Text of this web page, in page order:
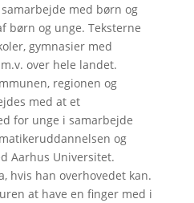
med børn og
børn og unge. Teksterne
gymnasier med
over hele landet.
regionen og
med at et
for unge i samarbejde
og
Aarhus Universitet.
hvis han overhovedet kan.
at have en finger med i